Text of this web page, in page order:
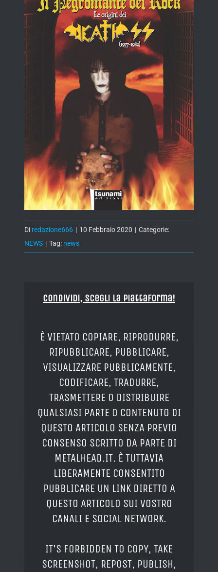
Di redazione666 | 10 Febbraio 2020 | Categorie:
NEWS | Tag: news
Condividi, Scegli la piattaforma!
È VIETATO COPIARE, RIPRODURRE,
RIPUBBLICARE, PUBBLICARE,
VISUALIZZARE PUBBLICAMENTE,
CODIFICARE, TRADURRE,
TRASMETTERE O DISTRIBUIRE
QUALSIASI PARTE O CONTENUTO DI
QUESTO ARTICOLO SENZA PREVIO
CONSENSO SCRITTO DA PARTE DI
METALHEAD.IT. È TUTTAVIA
LIBERAMENTE CONSENTITO
PUBBLICARE UN LINK DIRETTO A
QUESTO ARTICOLO SUI VOSTRO
CANALI E SOCIAL NETWORK.
IT'S FORBIDDEN TO COPY, TAKE
SCREENSHOT, REPOST, PUBLISH,